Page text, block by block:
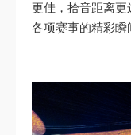
更佳，拾音距离更
各项赛事的精彩瞬